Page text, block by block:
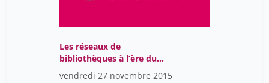
Les réseaux de
bibliothèques à l’ère du
cloud – que partager ?
vendredi 27 novembre 2015